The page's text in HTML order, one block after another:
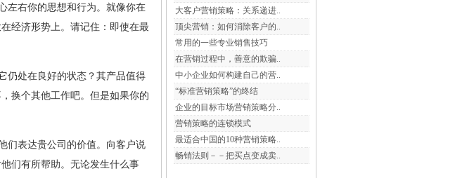
左右你的思想和行为。就像你在
经济形势上。请记住：即使在最
仍处在良好的状态？其产品值得
换个其他工作吧。但是如果你的
们表达贵公司的价值。向客户说
们有所帮助。无论发生什么事
大客户营销策略：关系递进..
顶尖营销：如何消除客户的..
常用的一些专业销售技巧
在营销过程中，善意的欺骗..
中小企业如何构建自己的营..
“标准营销策略”的终结
企业的目标市场营销策略分..
营销策略的连锁模式
最适合中国的10种营销策略..
畅销法则－－把买点变成卖..